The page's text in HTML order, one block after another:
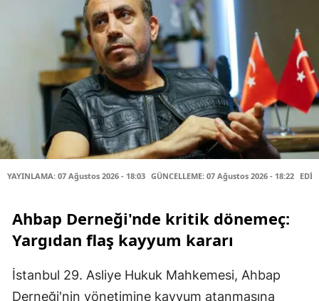
YAYINLAMA: 07 Ağustos 2026 - 18:03 GÜNCELLEME: 07 Ağustos 2026 - 18:22
Ahbap Derneği'nde kritik dönemeç:
Yargıdan flaş kayyum kararı
İstanbul 29. Asliye Hukuk Mahkemesi, Ahbap
Derneği'nin yönetimine kayyum atanmasına